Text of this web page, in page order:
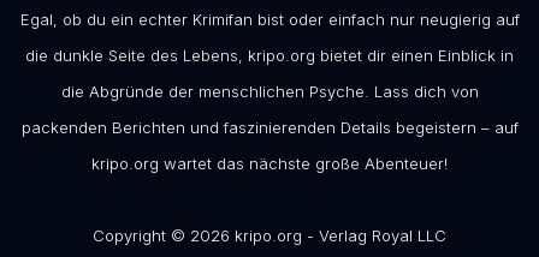
Egal, ob du ein echter Krimifan bist oder einfach nur neugierig auf
die dunkle Seite des Lebens, kripo.org bietet dir einen Einblick in
die Abgründe der menschlichen Psyche. Lass dich von
packenden Berichten und faszinierenden Details begeistern – auf
kripo.org wartet das nächste große Abenteuer!
Copyright © 2026 kripo.org - Verlag Royal LLC